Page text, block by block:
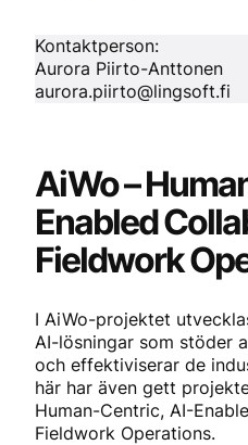
Kontaktperson:
Aurora Piirto-Anttonen
aurora.piirto@lingsoft.fi
AiWo –
Enabled
Fieldwork
I AiWo-projektet
AI-lösningar som stöder
och effektiviserar de
här har även gett
Human-Centric, AI-
Fieldwork Operations.